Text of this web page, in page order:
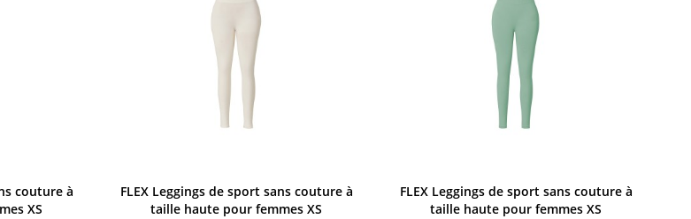
couture à
XS
FLEX Leggings de sport sans couture à
taille haute pour femmes XS
FLEX Leggings de sport sans couture à
taille haute pour femmes XS